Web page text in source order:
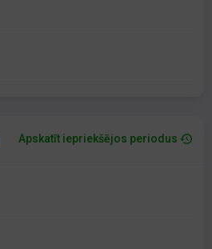
Apskatīt iepriekšējos periodus